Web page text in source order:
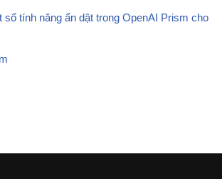
tính năng ẩn dật trong OpenAI Prism cho